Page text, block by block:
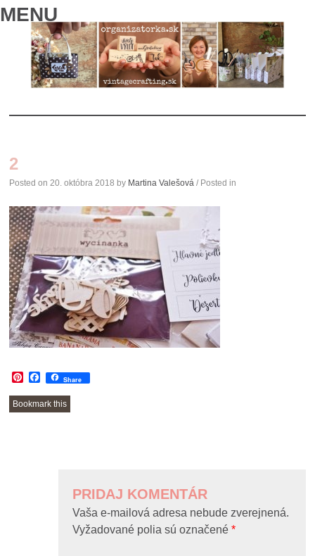
MENU
CONTENT
2
Posted on 20. októbra 2018 by Martina Valešová / Posted in
Pinterest
Facebook
Share
Bookmark this
PRIDAJ KOMENTÁR
Vaša e-mailová adresa nebude zverejnená.
Vyžadované polia sú označené*